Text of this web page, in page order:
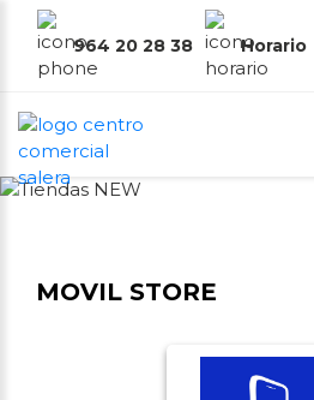
964 20 28 38 Horario
MOVIL STORE